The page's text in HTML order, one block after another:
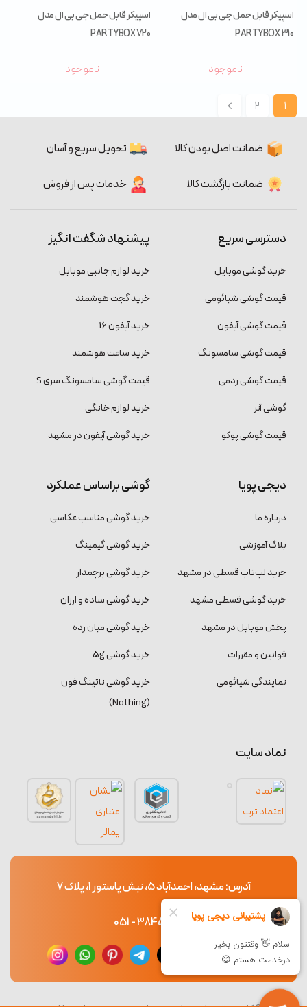
اسپیکر قابل حمل جی بی ال مدل
PARTYBOX 310
ناموجود
اسپیکر قابل حمل جی بی ال مدل
PARTYBOX 720
ناموجود
1
2
ضمانت اصل بودن کالا تحویل سریع و آسان
ضمانت بازگشت کالا خدمات پس از فروش
دسترسی سریع
خرید گوشی موبایل
قیمت گوشی شیائومی
قیمت گوشی آیفون
قیمت گوشی سامسونگ
قیمت گوشی ردمی
گوشی آنر
قیمت گوشی پوکو
پیشنهاد شگفت انگیز
خرید لوازم جانبی موبایل
خرید گجت هوشمند
خرید آیفون 16
خرید ساعت هوشمند
قیمت گوشی سامسونگ سری S
خرید لوازم خانگی
خرید گوشی آیفون در مشهد
دیجی پویا
درباره ما
بلاگ آموزشی
خرید لپ‌تاپ قسطی در مشهد
خرید گوشی قسطی مشهد
پخش موبایل در مشهد
قوانین و مقررات
نمایندگی شیائومی
گوشی براساس عملکرد
خرید گوشی مناسب عکاسی
خرید گوشی گیمینگ
خرید گوشی پرچمدار
خرید گوشی ساده و ارزان
خرید گوشی میان رده
خرید گوشی 5g
خرید گوشی ناتینگ فون
(Nothing)
نماد سایت
آدرس: مشهد، احمدآباد 5، نبش پاستور 1، پلاک 7
38453765 - 051